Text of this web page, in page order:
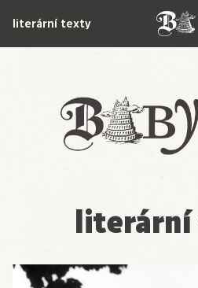
Babylon
literární texty